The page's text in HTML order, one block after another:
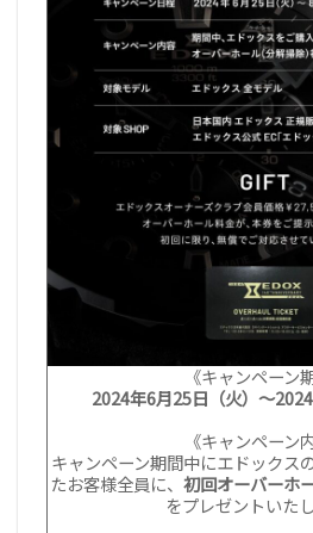
《キャンペーン
2024年6月25日（火）〜
《キャンペーン
キャンペーン期間中にエドックス
たお客様全員に、 初回オーバーホ
をプレゼントいた